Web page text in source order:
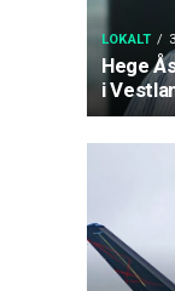
LOKALT
Hege
i